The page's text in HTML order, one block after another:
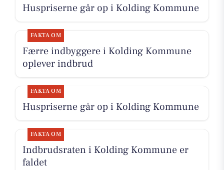
Huspriserne går op i Kolding Kommune
FAKTA OM
Færre indbyggere i Kolding Kommune
oplever indbrud
FAKTA OM
Huspriserne går op i Kolding Kommune
FAKTA OM
Indbrudsraten i Kolding Kommune er
faldet